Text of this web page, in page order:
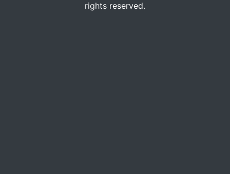
rights reserved.